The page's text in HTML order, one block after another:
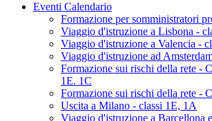
Eventi Calendario
Formazione per somministratori
Viaggio d'istruzione a Lisbona -
Viaggio d'istruzione a Valencia -
Viaggio d'istruzione ad
Formazione sui rischi della rete -
1E. 1C
Formazione sui rischi della rete -
Uscita a Milano - classi 1E, 1A
Viaggio d'istruzione a Barcellona